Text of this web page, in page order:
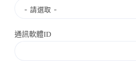
通訊軟體ID